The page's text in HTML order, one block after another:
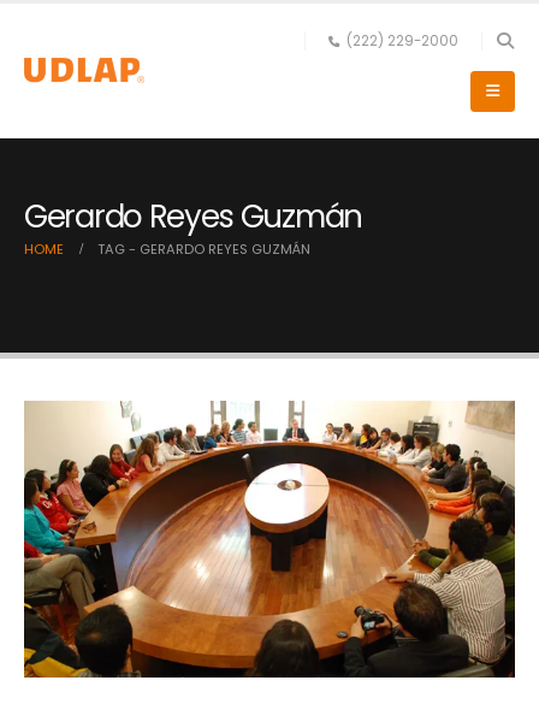
(222) 229-2000
Gerardo Reyes Guzmán
HOME TAG - GERARDO REYES GUZMÁN